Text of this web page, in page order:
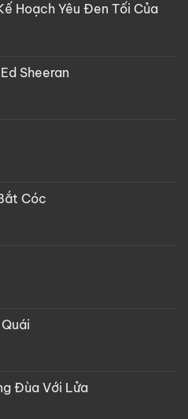
Hoạch Yêu Đen Tối Của
Sheeran
Cóc
Đùa Với Lửa